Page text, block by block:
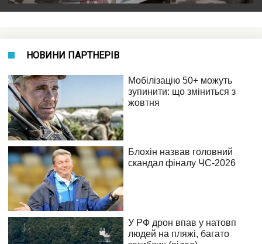
НОВИНИ ПАРТНЕРІВ